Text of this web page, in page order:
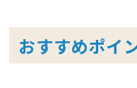
おすすめポイ